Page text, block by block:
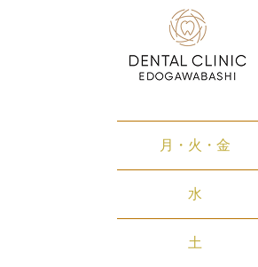
月・火・金
水
土